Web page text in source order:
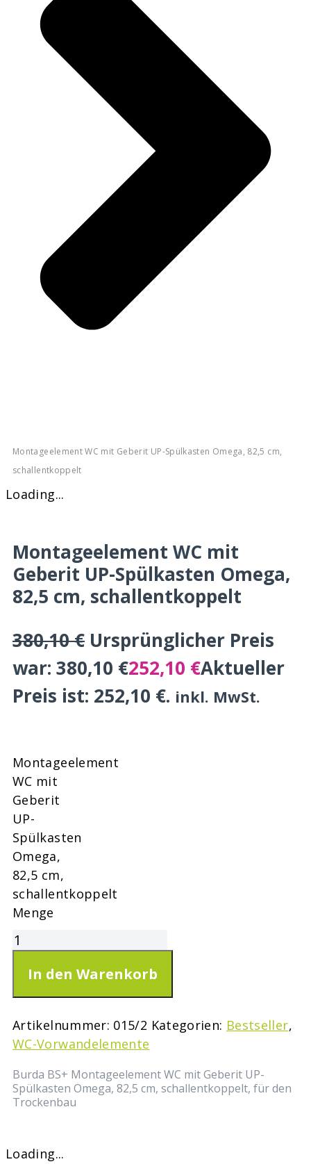
Montageelement WC mit Geberit UP-Spülkasten Omega, 82,5 cm,
schallentkoppelt
Loading...
Montageelement WC mit
Geberit UP-Spülkasten Omega,
82,5 cm, schallentkoppelt
380,10€ Ursprünglicher Preis
war: 380,10 €252,10 €Aktueller
Preis ist: 252,10 €. inkl. MwSt.
Montageelement
WC mit
Geberit
UP-
Spülkasten
Omega,
82,5 cm,
schallentkoppelt
Menge
In den Warenkorb
Artikelnummer: 015/2 Kategorien: Bestseller,
WC-Vorwandelemente
Burda BS+ Montageelement WC mit Geberit UP-
Spülkasten Omega, 82,5 cm, schallentkoppelt, für den
Trockenbau
Loading...